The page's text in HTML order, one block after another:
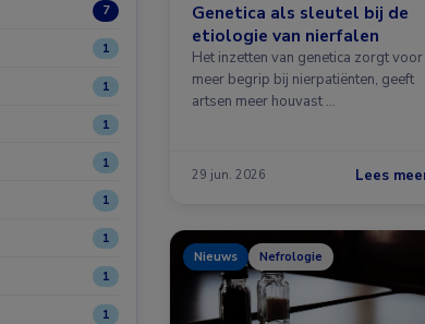
7
1
1
1
1
1
1
1
1
Genetica als sleutel bij de
etiologie van nierfalen
Het inzetten van genetica zorgt voor
meer begrip bij nierpatiënten, geeft
artsen meer houvast …
29 jun. 2026 Lees
Nieuws Nefrologie